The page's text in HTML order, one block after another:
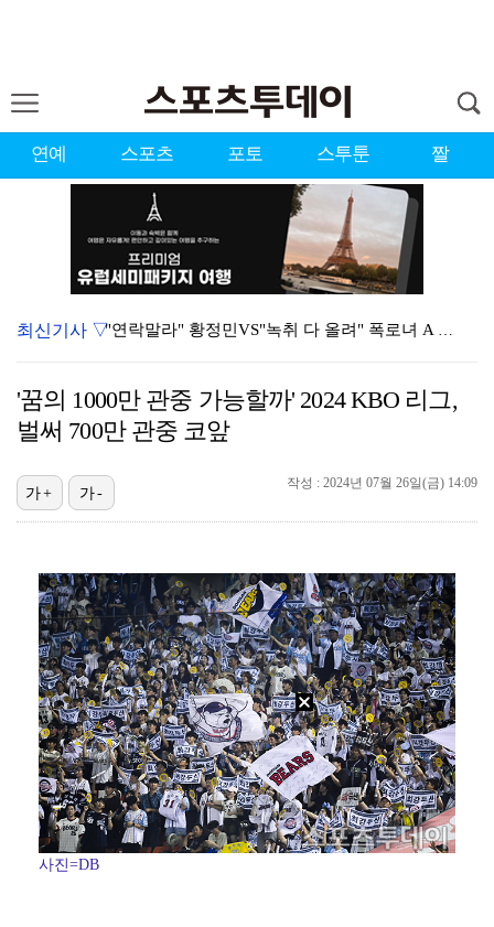
연예 스포츠 포토 스투툰 짤
"연락말라" 황정민VS"녹취 다 올려" 폭로녀 A 씨,…
이강인, 드디어 아틀레티코 선수단과 만났다…시메오네 감…
KBO, 기록적인 폭염으로 9일까지 리그 중단…내달 6…
'나솔' 24기 옥순, 출연료 미지급 폭로 "1년 넘게…
박지훈, 9월 잠실실내체육관서 앙코르 콘서트 개최
김혜성, 마이너리그 트리플A서 4경기 연속 무안타 침묵…
'오디세이'·'스파이더맨4', 박스오피스 투톱…기록 경…
최신기사 ▽
'꿈의 1000만 관중 가능할까' 2024 KBO 리그,
벌써 700만 관중 코앞
작성 : 2024년 07월 26일(금) 14:09
가+ 가-
사진=DB